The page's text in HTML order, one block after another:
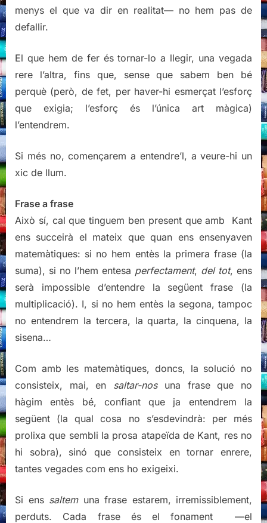
menys el que va dir en realitat— no hem pas de
defallir.
El que hem de fer és tornar-lo a llegir, una vegada
rere l’altra, fins que, sense que sabem ben bé
perquè (però, de fet, per haver-hi esmerçat l’esforç
que exigia; l’esforç és l’única art màgica)
l’entendrem.
Si més no, començarem a entendre’l, a veure-hi un
xic de llum.
Frase a frase
Això sí, cal que tinguem ben present que amb Kant
ens succeirà el mateix que quan ens ensenyaven
matemàtiques: si no hem entès la primera frase (la
suma), si no l’hem entesa perfectament, del tot, ens
serà impossible d’entendre la següent frase (la
multiplicació). I, si no hem entès la segona, tampoc
no entendrem la tercera, la quarta, la cinquena, la
sisena…
Com amb les matemàtiques, doncs, la solució no
consisteix, mai, en saltar-nosuna frase que no
hàgim entès bé, confiant que ja entendrem la
següent (la qual cosa no s’esdevindrà: per més
prolixa que sembli la prosa atapeïda de Kant, res no
hi sobra), sinó que consisteix en tornar enrere,
tantes vegades com ens ho exigeixi.
Si ens saltemuna frase estarem, irremissiblement,
perduts. Cada frase és el fonament —el